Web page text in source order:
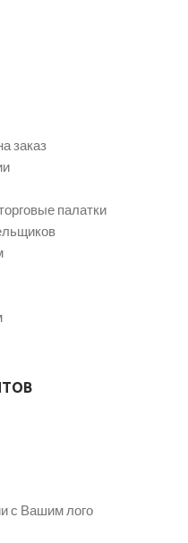
заказ
палатки
с Вашим лого